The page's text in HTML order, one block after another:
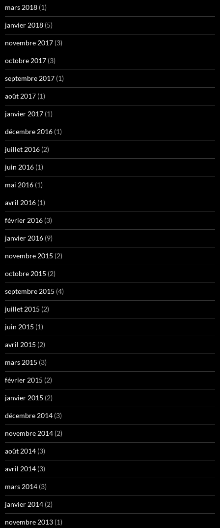
mars 2018 (1)
janvier 2018 (5)
novembre 2017 (3)
octobre 2017 (3)
septembre 2017 (1)
août 2017 (1)
janvier 2017 (1)
décembre 2016 (1)
juillet 2016 (2)
juin 2016 (1)
mai 2016 (1)
avril 2016 (1)
février 2016 (3)
janvier 2016 (9)
novembre 2015 (2)
octobre 2015 (2)
septembre 2015 (4)
juillet 2015 (2)
juin 2015 (1)
avril 2015 (2)
mars 2015 (3)
février 2015 (2)
janvier 2015 (2)
décembre 2014 (3)
novembre 2014 (2)
août 2014 (3)
avril 2014 (3)
mars 2014 (3)
janvier 2014 (2)
novembre 2013 (1)